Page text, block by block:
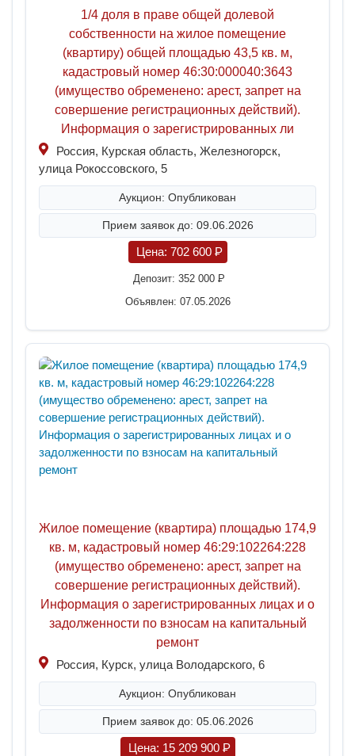
1/4 доля в праве общей долевой
собственности на жилое помещение
(квартиру) общей площадью 43,5 кв. м,
кадастровый номер 46:30:000040:3643
(имущество обременено: арест, запрет на
совершение регистрационных действий).
Информация о зарегистрированных ли
Россия, Курская область, Железногорск,
улица Рокоссовского, 5
Аукцион: Опубликован
Прием заявок до: 09.06.2026
Цена: 702 600 P
Депозит: 352 000 P
Объявлен: 07.05.2026
Жилое помещение (квартира) площадью 174,9
кв. м, кадастровый номер 46:29:102264:228
(имущество обременено: арест, запрет на
совершение регистрационных действий).
Информация о зарегистрированных лицах и о
задолженности по взносам на капитальный
ремонт
Россия, Курск, улица Володарского, 6
Аукцион: Опубликован
Прием заявок до: 05.06.2026
Цена: 15 209 900 P